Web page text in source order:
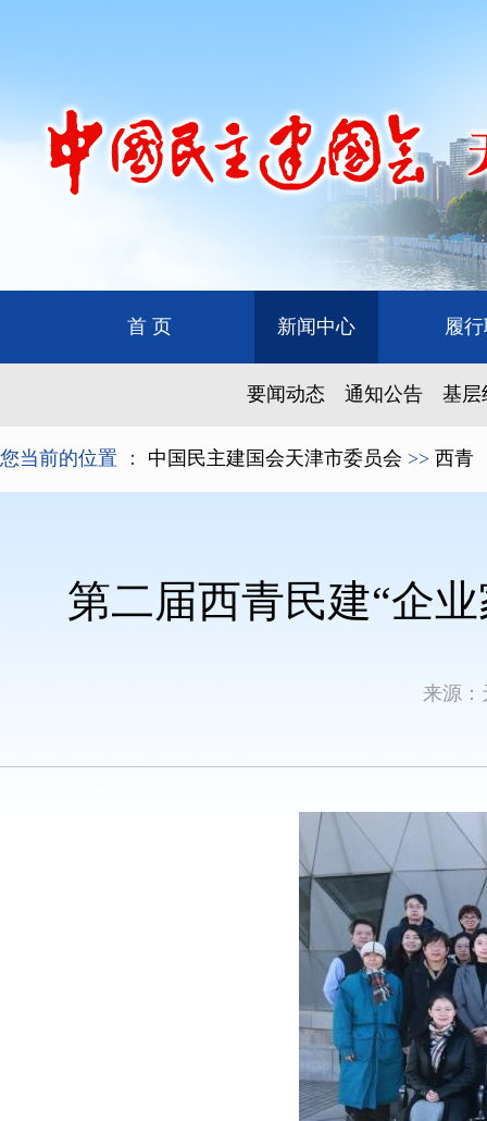
首 页 新闻中心 履
要闻动态 通知公告 基层
您当前的位置 ： 中国民主建国会天津市委员会 >> 西青
第二届西青民建“企
来源